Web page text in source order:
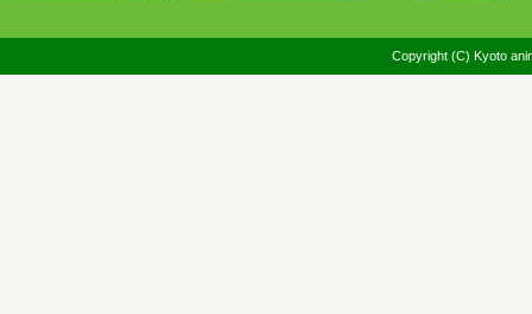
Copyright (C) Kyoto